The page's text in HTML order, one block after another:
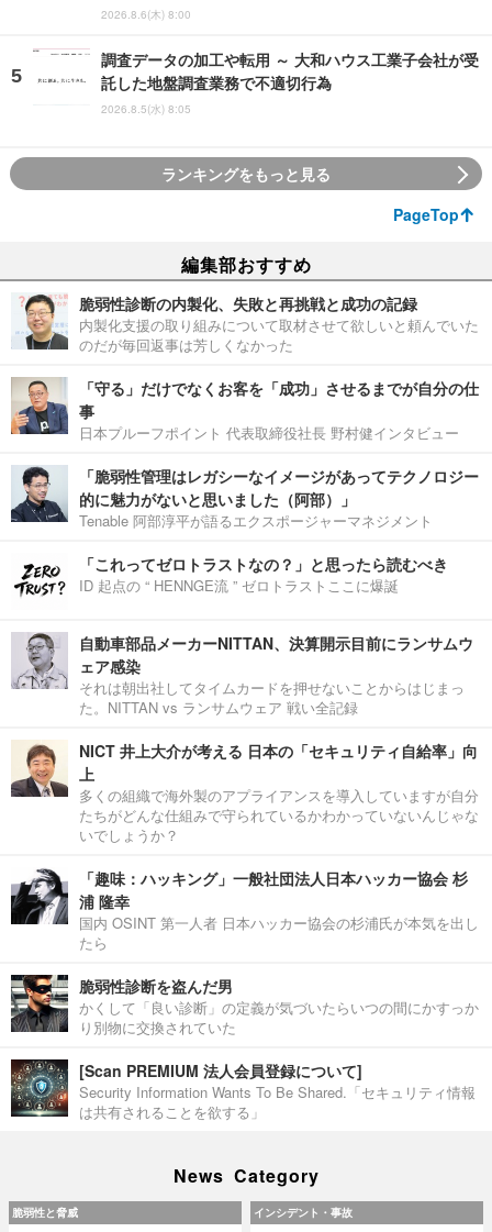
2026.8.6(木) 8:00
調査データの加工や転用 ～ 大和ハウス工業子会社が受
託した地盤調査業務で不適切行為
2026.8.5(水) 8:05
ランキングをもっと見る
PageTop
編集部おすすめ
脆弱性診断の内製化、失敗と再挑戦と成功の記録
内製化支援の取り組みについて取材させて欲しいと頼んでいた
のだが毎回返事は芳しくなかった
「守る」だけでなくお客を「成功」させるまでが自分の仕
事
日本プルーフポイント 代表取締役社長 野村健インタビュー
「脆弱性管理はレガシーなイメージがあってテクノロジー
的に魅力がないと思いました（阿部）」
Tenable 阿部淳平が語るエクスポージャーマネジメント
「これってゼロトラストなの？」と思ったら読むべき
ID 起点の “ HENNGE流 ” ゼロトラストここに爆誕
自動車部品メーカーNITTAN、決算開示目前にランサムウ
ェア感染
それは朝出社してタイムカードを押せないことからはじまっ
た。NITTAN vs ランサムウェア 戦い全記録
NICT 井上大介が考える 日本の「セキュリティ自給率」向
上
多くの組織で海外製のアプライアンスを導入していますが自分
たちがどんな仕組みで守られているかわかっていないんじゃな
いでしょうか？
「趣味：ハッキング」一般社団法人日本ハッカー協会 杉
浦 隆幸
国内 OSINT 第一人者 日本ハッカー協会の杉浦氏が本気を出し
たら
脆弱性診断を盗んだ男
かくして「良い診断」の定義が気づいたらいつの間にかすっか
り別物に交換されていた
[Scan PREMIUM 法人会員登録について]
Security Information Wants To Be Shared.「セキュリティ情報
は共有されることを欲する」
News Category
脆弱性と脅威 インシデント・事故